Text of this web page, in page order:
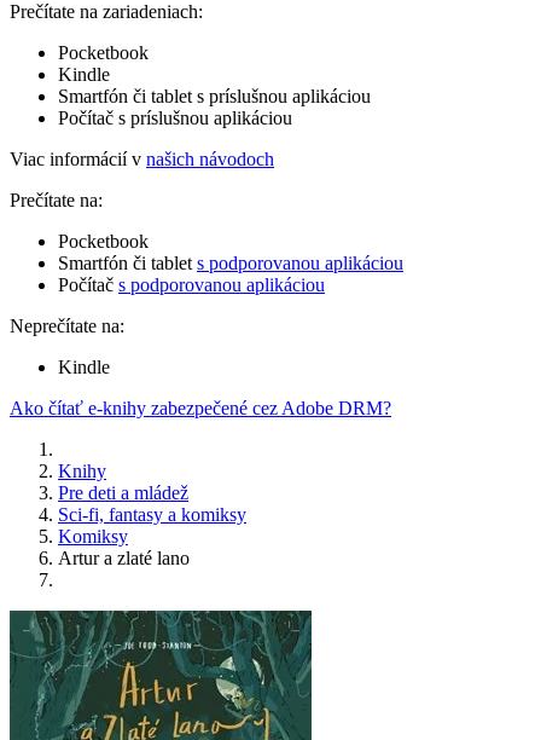
Prečítate na zariadeniach:
Pocketbook
Kindle
Smartfón či tablet s príslušnou aplikáciou
Počítač s príslušnou aplikáciou
Viac informácií v našich návodoch
Prečítate na:
Pocketbook
Smartfón či tablet s podporovanou aplikáciou
Počítač s podporovanou aplikáciou
Neprečítate na:
Kindle
Ako čítať e-knihy zabezpečené cez Adobe DRM?
Knihy
Pre deti a mládež
Sci-fi, fantasy a komiksy
Komiksy
Artur a zlaté lano